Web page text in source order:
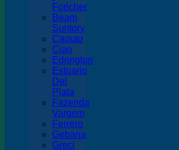
Foricher
Beam
Suntory
Caputo
Ciao
Edrington
Estuario
Del
Plata
Fazenda
Vargem
Ferrero
Gebana
Greci